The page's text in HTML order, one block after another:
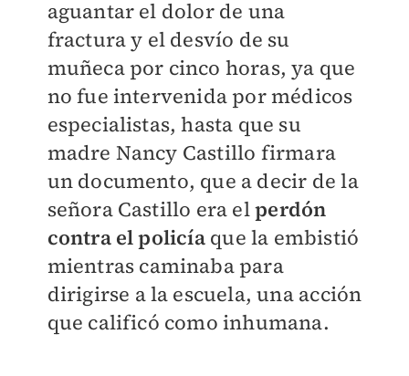
aguantar el dolor de una
fractura y el desvío de su
muñeca por cinco horas, ya que
no fue intervenida por médicos
especialistas, hasta que su
madre Nancy Castillo firmara
un documento, que a decir de la
señora Castillo era elperdón
contra el policía que la embistió
mientras caminaba para
dirigirse a la escuela, una acción
que calificó como inhumana.